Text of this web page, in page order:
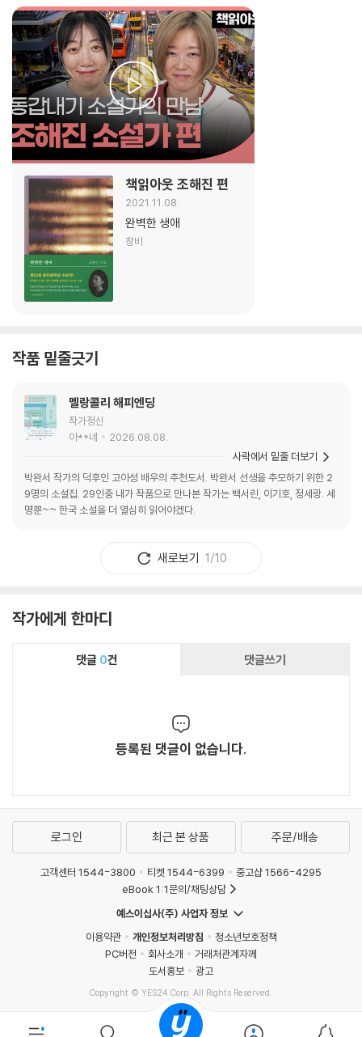
책읽아웃 조해진 편
2021.11.08.
완벽한 생애
창비
작품 밑줄긋기
멜랑콜리 해피엔딩
작가정신
아**네
2026.08.08.
박완서 작가의 덕후인 고아성 배우의 추천도서. 박완서 선생을 추모하기 위한 2
9명의 소설집. 29인중 내가 작품으로 만나본 작가는 백서린, 이기호, 정세랑. 세
명뿐~~ 한국 소설을 더 열심히 읽어야겠다.
사락에서 밑줄 더보기
새로보기 1/10
작가에게 한마디
댓글 0건 댓글쓰기
등록된 댓글이 없습니다.
로그인 최근 본 상품 주문/배송
고객센터 1544-3800 티켓 1544-6399
중고샵 1566-4295
eBook 1:1문의/채팅상담
예스이십사(주) 사업자 정보
이용약관
개인정보처리방침
청소년보호정책
PC버전
회사소개
거래처관계자께
도서홍보
광고
Copyright © YES24 Corp. All Rights Reserved.